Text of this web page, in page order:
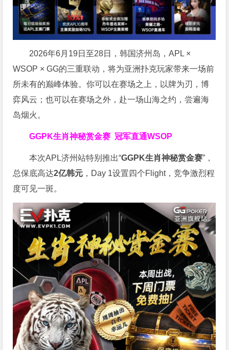
2026年6月19日至28日，韩国济州岛，APL ×
WSOP × GG的三重联动，将为亚洲扑克玩家带来一场前
所未有的巅峰体验。你可以在赛场之上，以牌为刃，博
弈风云；也可以在赛场之外，赴一场山海之约，尝遍海
岛烟火。
GGPK生肖神秘赏金赛冠军直通WSOP
本次APL济州站特别推出“GGPK生肖神秘赏金赛”，
总保底高达2亿韩元 ，Day 1设置四个Flight，竞争激烈程
度可见一斑。